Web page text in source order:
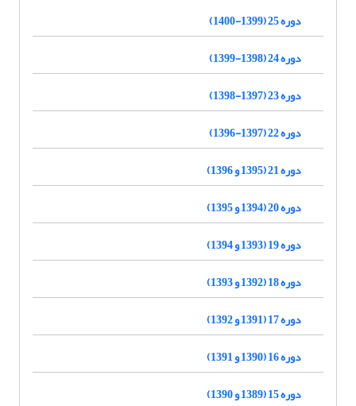
دوره 25 (1399-1400)
دوره 24 (1398-1399)
دوره 23 (1397-1398)
دوره 22 (1397-1396)
دوره 21 (1395 و 1396)
دوره 20 (1394 و 1395)
دوره 19 (1393 و 1394)
دوره 18 (1392 و 1393)
دوره 17 (1391 و 1392)
دوره 16 (1390 و 1391)
دوره 15 (1389 و 1390)